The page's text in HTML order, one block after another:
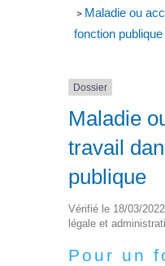
> Maladie ou
fonction publique
Dossier
Maladie
travail
publique
Vérifié le 18/03/
légale et
Pour un